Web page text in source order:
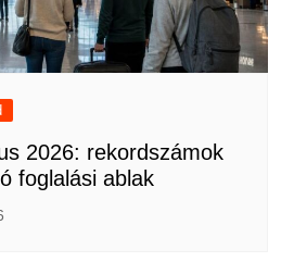
2026: rekordszámok
foglalási ablak